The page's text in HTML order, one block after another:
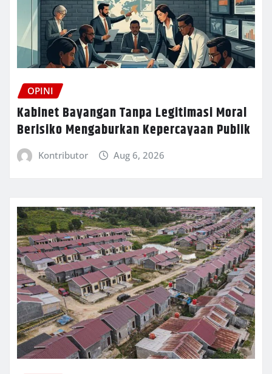
OPINI
Kabinet Bayangan Tanpa Legitimasi Moral
Berisiko Mengaburkan Kepercayaan Publik
Kontributor Aug 6, 2026